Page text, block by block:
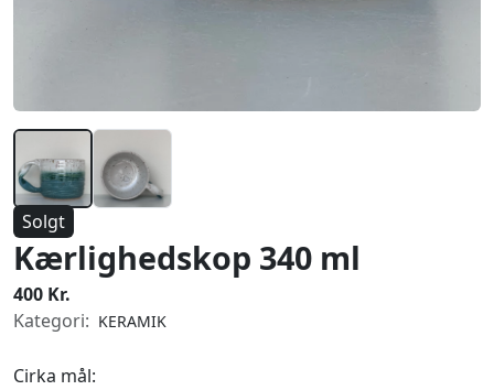
Solgt
Kærlighedskop 340 ml
400 Kr.
Kategori: KERAMIK
Cirka mål: